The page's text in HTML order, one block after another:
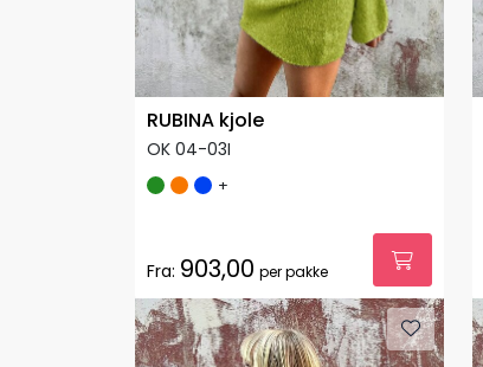
RUBINA kjole
OK 04-03I
+
Fra: 903,00 per pakke